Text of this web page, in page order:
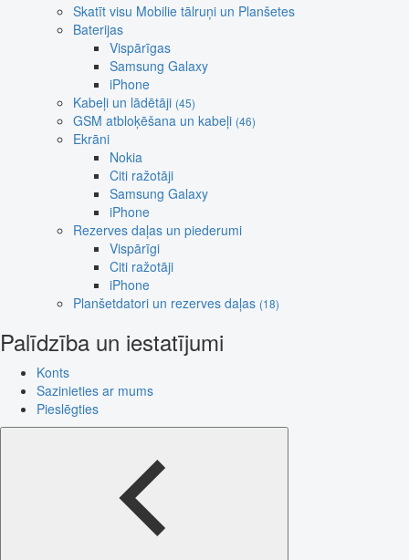
Skatīt visu Mobilie tālruņi un Planšetes
Baterijas
Vispārīgas
Samsung Galaxy
iPhone
Kabeļi un lādētāji (45)
GSM atbloķēšana un kabeļi (46)
Ekrāni
Nokia
Citi ražotāji
Samsung Galaxy
iPhone
Rezerves daļas un piederumi
Vispārīgi
Citi ražotāji
iPhone
Planšetdatori un rezerves daļas (18)
Palīdzība un iestatījumi
Konts
Sazinieties ar mums
Pieslēgties